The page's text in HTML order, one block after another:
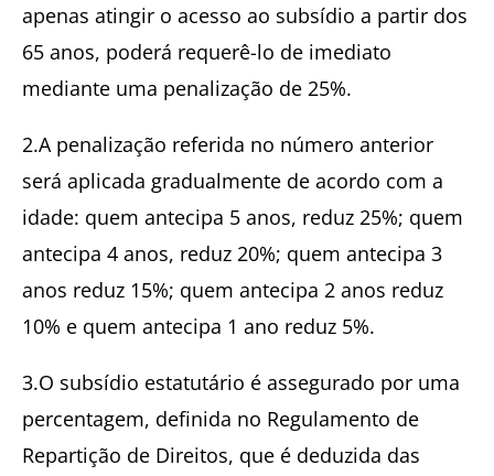
apenas atingir o acesso ao subsídio a partir dos
65 anos, poderá requerê-lo de imediato
mediante uma penalização de 25%.
2.A penalização referida no número anterior
será aplicada gradualmente de acordo com a
idade: quem antecipa 5 anos, reduz 25%; quem
antecipa 4 anos, reduz 20%; quem antecipa 3
anos reduz 15%; quem antecipa 2 anos reduz
10% e quem antecipa 1 ano reduz 5%.
3.O subsídio estatutário é assegurado por uma
percentagem, definida no Regulamento de
Repartição de Direitos, que é deduzida das